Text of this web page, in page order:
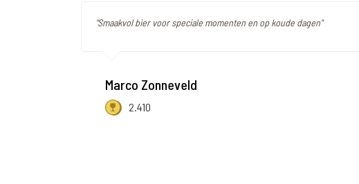
"Smaakvol bier voor speciale momenten en op koude dagen"
Marco Zonneveld
2.410